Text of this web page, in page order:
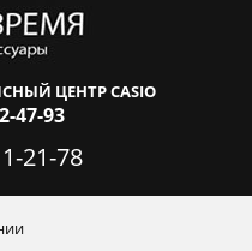
ЦЕНТР CASIO
47-93
21-78